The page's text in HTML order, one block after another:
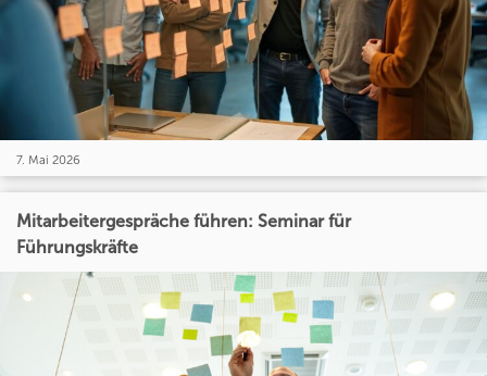
7. Mai 2026
Mitarbeitergespräche führen: Seminar für
Führungskräfte